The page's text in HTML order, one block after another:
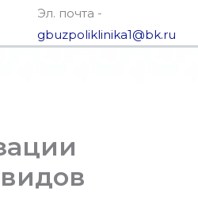
Эл. почта -
gbuzpoliklinika1@bk.ru